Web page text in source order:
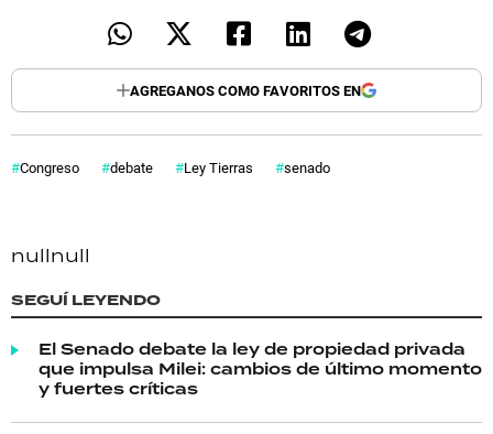
AGREGANOS COMO FAVORITOS EN
Congreso debate Ley Tierras senado
nullnull
SEGUÍ LEYENDO
El Senado debate la ley de propiedad privada
que impulsa Milei: cambios de último momento
y fuertes críticas